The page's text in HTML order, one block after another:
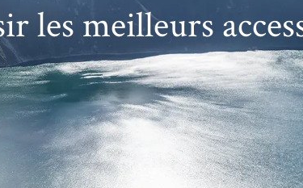
les meilleurs